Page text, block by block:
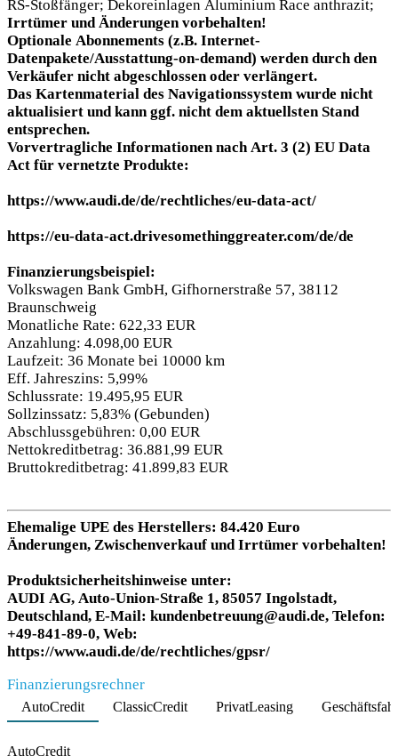
RS-Stoßfänger; Dekoreinlagen Aluminium Race anthrazit;
Irrtümer und Änderungen vorbehalten!
Optionale Abonnements (z.B. Internet-
Datenpakete/Ausstattung-on-demand) werden durch den
Verkäufer nicht abgeschlossen oder verlängert.
Das Kartenmaterial des Navigationssystem wurde nicht
aktualisiert und kann ggf. nicht dem aktuellsten Stand
entsprechen.
Vorvertragliche Informationen nach Art. 3 (2) EU Data
Act für vernetzte Produkte:
https://www.audi.de/de/rechtliches/eu-data-act/
https://eu-data-act.drivesomethinggreater.com/de/de
Finanzierungsbeispiel:
Volkswagen Bank GmbH, Gifhornerstraße 57, 38112
Braunschweig
Monatliche Rate: 622,33 EUR
Anzahlung: 4.098,00 EUR
Laufzeit: 36 Monate bei 10000 km
Eff. Jahreszins: 5,99%
Schlussrate: 19.495,95 EUR
Sollzinssatz: 5,83% (Gebunden)
Abschlussgebühren: 0,00 EUR
Nettokreditbetrag: 36.881,99 EUR
Bruttokreditbetrag: 41.899,83 EUR
Ehemalige UPE des Herstellers: 84.420 Euro
Änderungen, Zwischenverkauf und Irrtümer vorbehalten!
Produktsicherheitshinweise unter:
AUDI AG, Auto-Union-Straße 1, 85057 Ingolstadt,
Deutschland, E-Mail: kundenbetreuung@audi.de, Telefon:
+49-841-89-0, Web:
https://www.audi.de/de/rechtliches/gpsr/
Finanzierungsrechner
AutoCredit ClassicCredit PrivatLeasing
AutoCredit